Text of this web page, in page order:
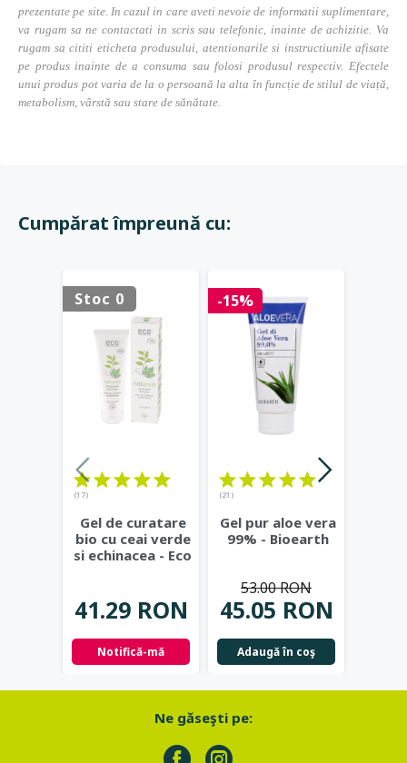
prezentate pe site. In cazul in care aveti nevoie de informatii suplimentare,
va rugam sa ne contactati in scris sau telefonic, inainte de achizitie. Va
rugam sa cititi eticheta produsului, atentionarile si instructiunile afisate
pe produs inainte de a consuma sau folosi produsul respectiv. Efectele
unui produs pot varia de la o persoană la alta în funcție de stilul de viață,
metabolism, vârstă sau stare de sănătate.
Cumpărat împreună cu:
Stoc 0
(17)
Gel de curatare
bio cu ceai verde
si echinacea - Eco
41.29 RON
Notifică-mă
-15%
(21)
Gel pur aloe vera
99% - Bioearth
45.05 RON
53.00 RON
Adaugă în coş
Ne găseşti pe: